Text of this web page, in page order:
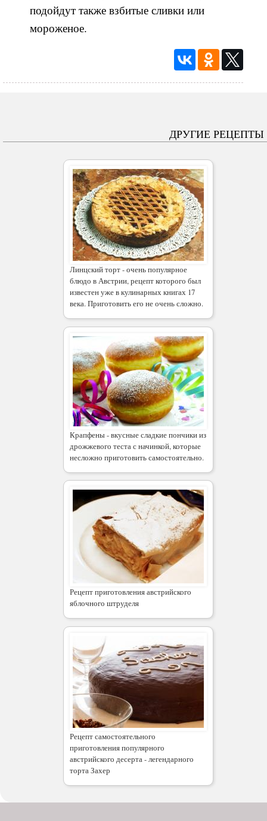
подойдут также взбитые сливки или
мороженое.
ДРУГИЕ РЕЦЕПТЫ
Линцский торт - очень популярное
блюдо в Австрии, рецепт которого был
известен уже в кулинарных книгах 17
века. Приготовить его не очень сложно.
Крапфены - вкусные сладкие пончики из
дрожжевого теста с начинкой, которые
несложно приготовить самостоятельно.
Рецепт приготовления австрийского
яблочного штруделя
Рецепт самостоятельного
приготовления популярного
австрийского десерта - легендарного
торта Захер